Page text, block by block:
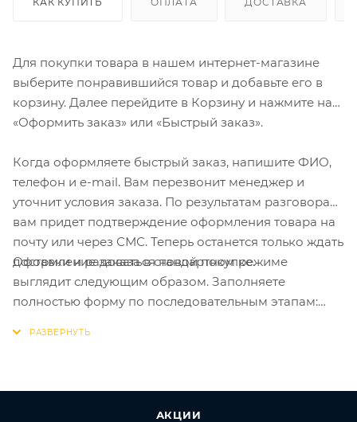
Для покупки товара в нашем интернет-магазине
выберите понравившийся товар и добавьте его в
корзину. Далее перейдите в Корзину и нажмите на
«Оформить заказ» или «Быстрый заказ».
Когда оформляете быстрый заказ, напишите ФИО,
телефон и e-mail. Вам перезвонит менеджер и
уточнит условия заказа. По результатам разговора
вам придет подтверждение оформления товара на
почту или через СМС. Теперь останется только ждать
доставки и радоваться новой покупке.
Оформление заказа в стандартном режиме
выглядит следующим образом. Заполняете
полностью форму по последовательным этапам:
АКЦИИ